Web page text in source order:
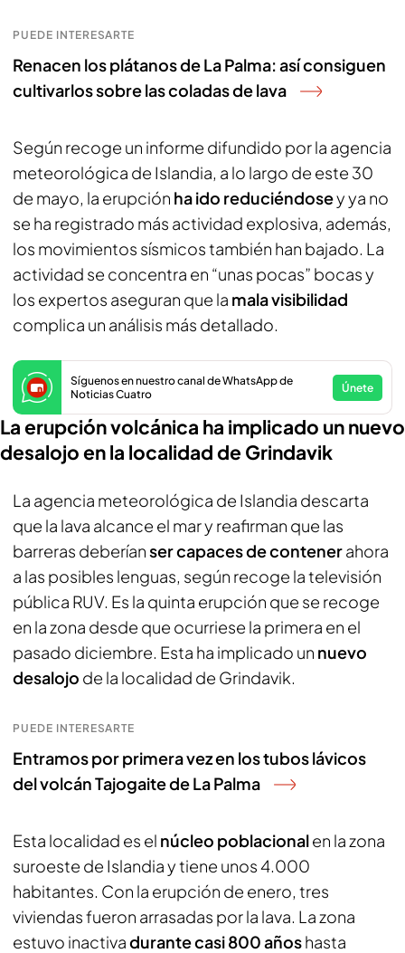
PUEDE INTERESARTE
Renacen los plátanos de La Palma: así consiguen
cultivarlos sobre las coladas de lava
Según recoge un informe difundido por la agencia
meteorológica de Islandia, a lo largo de este 30
de mayo, la erupción ha ido reduciéndosey ya no
se ha registrado más actividad explosiva, además,
los movimientos sísmicos también han bajado. La
actividad se concentra en “unas pocas” bocas y
los expertos aseguran que la mala visibilidad
complica un análisis más detallado.
Síguenos en nuestro canal de WhatsApp de
Noticias Cuatro
Únete
La erupción volcánica ha implicado un nuevo
desalojo en la localidad de Grindavik
La agencia meteorológica de Islandia descarta
que la lava alcance el mar y reafirman que las
barreras deberíanser capaces de contenerahora
a las posibles lenguas, según recoge la televisión
pública RUV. Es la quinta erupción que se recoge
en la zona desde que ocurriese la primera en el
pasado diciembre. Esta ha implicado un nuevo
desalojo de la localidad de Grindavik.
PUEDE INTERESARTE
Entramos por primera vez en los tubos lávicos
del volcán Tajogaite de La Palma
Esta localidad es el núcleo poblacionalen la zona
suroeste de Islandia y tiene unos 4.000
habitantes. Con la erupción de enero, tres
viviendas fueron arrasadas por la lava. La zona
estuvo inactivadurante casi 800 añoshasta